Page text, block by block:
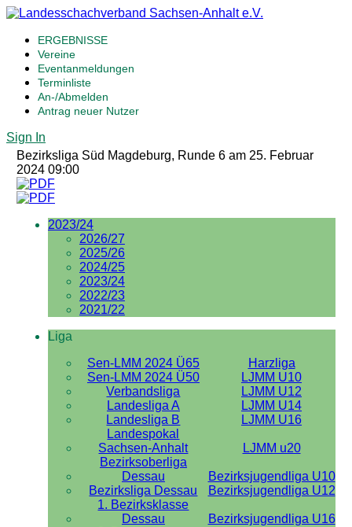
ERGEBNISSE
Vereine
Eventanmeldungen
Terminliste
An-/Abmelden
Antrag neuer Nutzer
Sign In
Bezirksliga Süd Magdeburg, Runde 6 am 25. Februar
2024 09:00
2023/24
2026/27
2025/26
2024/25
2023/24
2022/23
2021/22
Liga
Sen-LMM 2024 Ü65
Harzliga
Sen-LMM 2024 Ü50
LJMM U10
Verbandsliga
LJMM U12
Landesliga A
LJMM U14
Landesliga B
LJMM U16
Landespokal
Sachsen-Anhalt
LJMM u20
Bezirksoberliga
Dessau
Bezirksjugendliga U10
Bezirksliga Dessau
Bezirksjugendliga U12
1. Bezirksklasse
Dessau
Bezirksjugendliga U16